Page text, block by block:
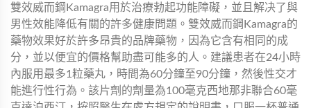
雙效威而鋼Kamagra用於治療勃起功能障礙，並且解决了與
男性效能降低有關的許多健康問題。雙效威而鋼Kamagra的
藥物效果好於許多昂貴的品牌藥物，因為它含有相同的成
分，並以便宜的價格幫助盡可能多的人。建議患者在24小時
內服用最多1粒藥丸，時間為60分鐘至90分鐘，然後性交才
能進行性行為。該片劑的劑量為100毫克西地那非聯合60毫